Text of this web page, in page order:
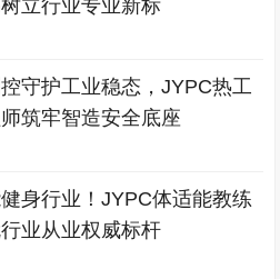
立行业专业新标
守护工业稳态，JYPC热工
筑牢智造安全底座
身行业！JYPC体适能教练
业从业权威标杆